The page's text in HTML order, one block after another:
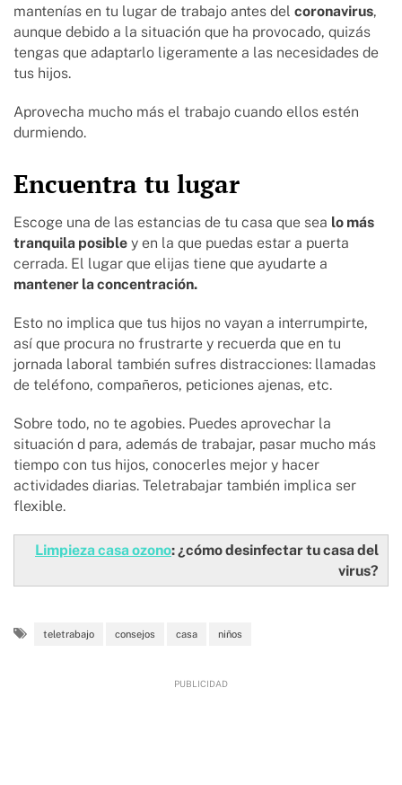
mantenías en tu lugar de trabajo antes del coronavirus,
aunque debido a la situación que ha provocado, quizás
tengas que adaptarlo ligeramente a las necesidades de
tus hijos.
Aprovecha mucho más el trabajo cuando ellos estén
durmiendo.
Encuentra tu lugar
Escoge una de las estancias de tu casa que sea lo más
tranquila posible y en la que puedas estar a puerta
cerrada. El lugar que elijas tiene que ayudarte a
mantener la concentración.
Esto no implica que tus hijos no vayan a interrumpirte,
así que procura no frustrarte y recuerda que en tu
jornada laboral también sufres distracciones: llamadas
de teléfono, compañeros, peticiones ajenas, etc.
Sobre todo, no te agobies. Puedes aprovechar la
situación d para, además de trabajar, pasar mucho más
tiempo con tus hijos, conocerles mejor y hacer
actividades diarias. Teletrabajar también implica ser
flexible.
Limpieza casa ozono: ¿cómo desinfectar tu casa del
virus?
teletrabajo consejos casa niños